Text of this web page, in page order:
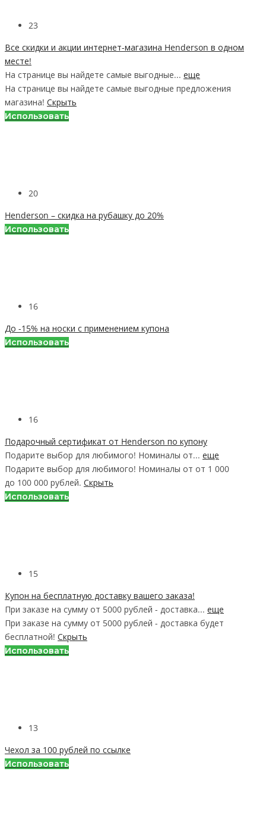
23
Все скидки и акции интернет-магазина Henderson в одном
месте!
На странице вы найдете самые выгодные... еще
На странице вы найдете самые выгодные предложения
магазина! Скрыть
Использовать
20
Henderson – скидка на рубашку до 20%
Использовать
16
До -15% на носки с применением купона
Использовать
16
Подарочный сертификат от Henderson по купону
Подарите выбор для любимого! Номиналы от... еще
Подарите выбор для любимого! Номиналы от от 1 000
до 100 000 рублей. Скрыть
Использовать
15
Купон на бесплатную доставку вашего заказа!
При заказе на сумму от 5000 рублей - доставка... еще
При заказе на сумму от 5000 рублей - доставка будет
бесплатной! Скрыть
Использовать
13
Чехол за 100 рублей по ссылке
Использовать